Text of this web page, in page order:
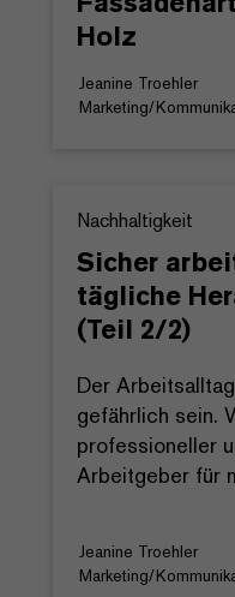
Holz
Jeanine Troehler
Marketing/
Nachhaltigkeit
Sicher
tägliche
(Teil 2/2)
Der
gefährlich sein.
professioneller
Arbeitgeber für
Jeanine Troehler
Marketing/